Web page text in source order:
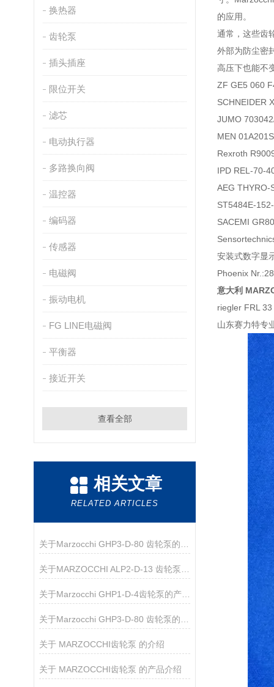
换热器
齿轮泵
插头插座
限位开关
滤芯
电动执行器
多路换向阀
温控器
编码器
传感器
电磁阀
振动电机
FG LINE电磁阀
平衡器
接近开关
查看全部
相关文章
RELATED ARTICLES
关于Marzocchi GHP1-D-4齿轮泵的产品介绍
关于 MARZOCCHI齿轮泵 的介绍
关于 ​MARZOCCHI齿轮泵 的产品介绍
的应用。
通常，这些齿
外部为防尘密
高压下也能不
ZF GE5 060
SCHNEIDER
JUMO
MEN
Rexroth
IPD REL-70-
AEG THYRO-
ST5484E-
SACEMI
安装式数字显
Phoenix
意大利
riegler FRL
山东赛力特专